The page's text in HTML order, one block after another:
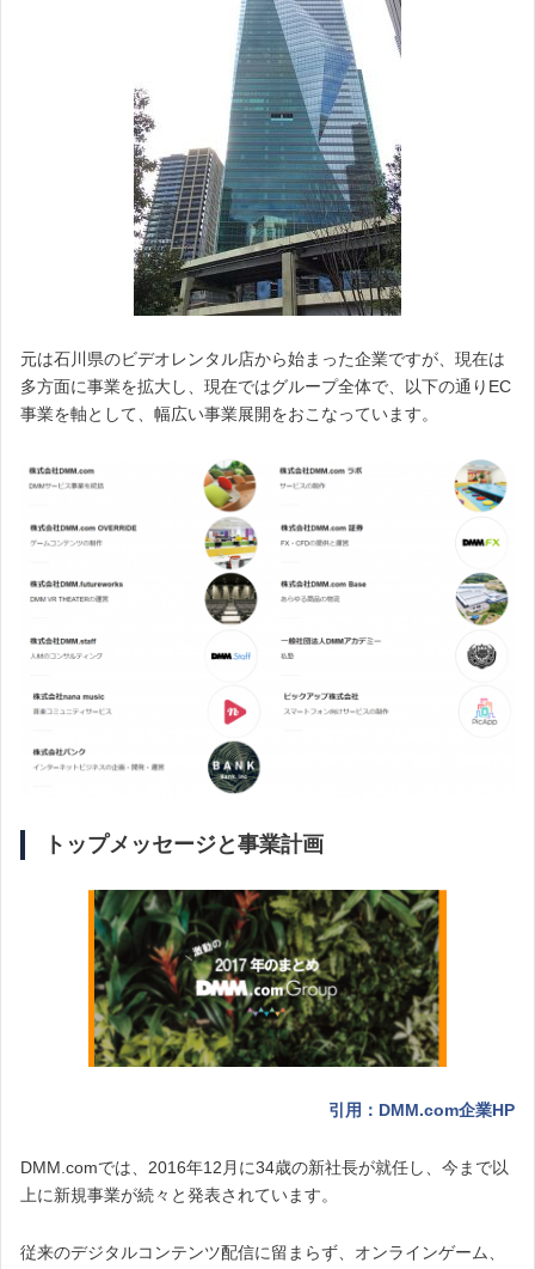
元は石川県のビデオレンタル店から始まった企業ですが、現在は
多方面に事業を拡大し、現在ではグループ全体で、以下の通りEC
事業を軸として、幅広い事業展開をおこなっています。
トップメッセージと事業計画
引用：DMM.com企業HP
DMM.comでは、2016年12月に34歳の新社長が就任し、今まで以
上に新規事業が続々と発表されています。
従来のデジタルコンテンツ配信に留まらず、オンラインゲーム、